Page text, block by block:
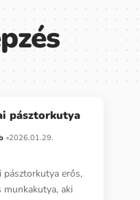
pásztorkutya
2026.01.29.
pásztorkutya erős,
munkakutya, aki